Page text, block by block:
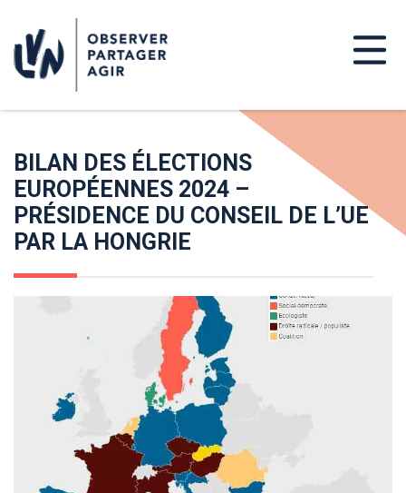
BILAN DES ÉLECTIONS
EUROPÉENNES 2024 –
PRÉSIDENCE DU CONSEIL DE L’UE
PAR LA HONGRIE